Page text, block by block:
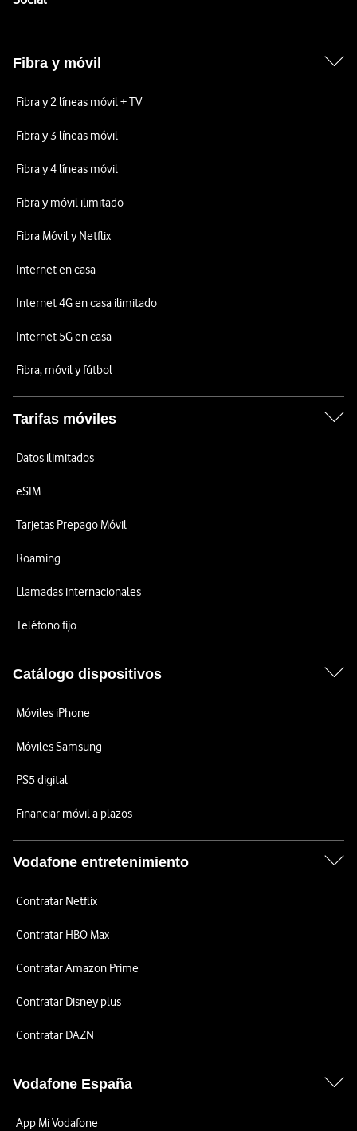
Fibra y móvil
Fibra y 2 líneas móvil + TV
Fibra y 3 líneas móvil
Fibra y 4 líneas móvil
Fibra y móvil ilimitado
Fibra Móvil y Netflix
Internet en casa
Internet 4G en casa ilimitado
Internet 5G en casa
Fibra, móvil y fútbol
Tarifas móviles
Datos ilimitados
eSIM
Tarjetas Prepago Móvil
Roaming
Llamadas internacionales
Teléfono fijo
Catálogo dispositivos
Móviles iPhone
Móviles Samsung
PS5 digital
Financiar móvil a plazos
Vodafone entretenimiento
Contratar Netflix
Contratar HBO Max
Contratar Amazon Prime
Contratar Disney plus
Contratar DAZN
Vodafone España
App Mi Vodafone